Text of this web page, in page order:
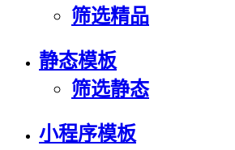
筛选精品
静态模板
筛选静态
小程序模板